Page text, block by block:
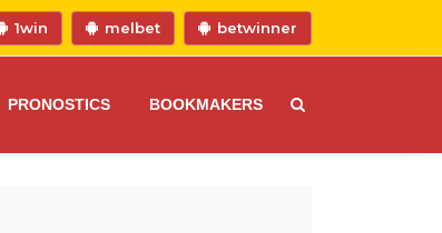
1win melbet betwinner
PRONOSTICS BOOKMAKERS